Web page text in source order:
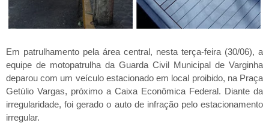
Em patrulhamento pela área central, nesta terça-feira (30/06), a
equipe de motopatrulha da Guarda Civil Municipal de Varginha
deparou com um veículo estacionado em local proibido, na Praça
Getúlio Vargas, próximo a Caixa Econômica Federal. Diante da
irregularidade, foi gerado o auto de infração pelo estacionamento
irregular.